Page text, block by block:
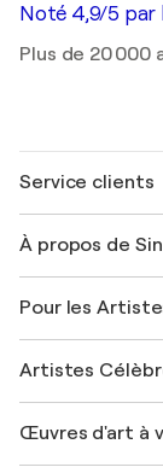
Noté 4,9/5 par
Plus de 20 000
Service clients
Expédition
Offrir une carte
Rejoignez
Mon compte
+33 1 76 44 06
À propos de
FAQ
Magazine
Emplois
Découvrez une
Pour les
Se connecter
Artistes
Marc Chagall
Œuvres d'art à